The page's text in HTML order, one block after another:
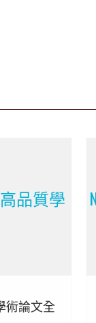
品質學
術論文全